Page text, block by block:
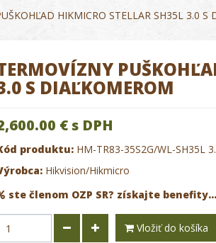
HIKMICRO STELLAR SH35L 3.0 S
S DIAĽKOMEROM
€s DPH
produktu: HM-TR83-35S2G/WL-SH35L
Hikvision/Hikmicro
ste členom OZP SR? získajte benefity...
Vložiť do košíka